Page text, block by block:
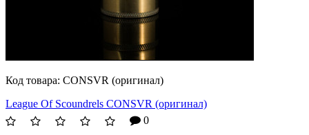
Код товара: CONSVR (оригинал)
League Of Scoundrels CONSVR (оригинал)
0